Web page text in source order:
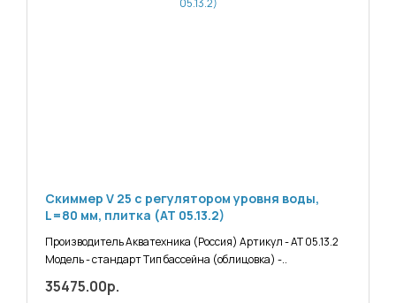
Скиммер V 25 с регулятором уровня воды,
L=80 мм, плитка (АТ 05.13.2)
Производитель Акватехника (Россия) Артикул - АТ 05.13.2
Модель - стандарт Тип бассейна (облицовка) -..
35475.00р.